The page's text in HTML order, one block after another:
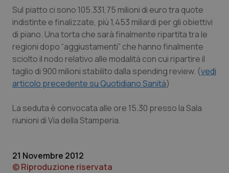
Friuli Venezia Giulia
Lazio
Liguria
Marche
Molise
Dermatite Atopica
Diabete & glucometri
Disturbi dell’umore
Donna & Salute
Epatiti
Sul piatto ci sono 105.331,75 milioni di euro tra quote
indistinte e finalizzate, più 1,453 miliardi per gli obiettivi
di piano. Una torta che sarà finalmente ripartita tra le
regioni dopo “aggiustamenti” che hanno finalmente
sciolto il nodo relativo alle modalità con cui ripartire il
taglio di 900 milioni stabilito dalla spending review. (vedi
articolo precedente su Quotidiano Sanità)
La seduta è convocata alle ore 15.30 presso la Sala
riunioni di Via della Stamperia.
21 Novembre 2012
© Riproduzione riservata